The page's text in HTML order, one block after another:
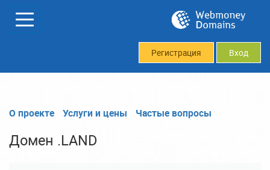
Регистрация Вход
О проекте Услуги и цены Частые вопросы
Домен .LAND